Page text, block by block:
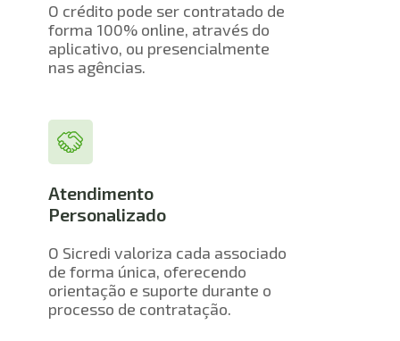
Atendimento
Personalizado
O Sicredi valoriza cada associado
de forma única, oferecendo
orientação e suporte durante o
processo de contratação.
O crédito pode ser contratado de
forma 100% online, através do
aplicativo, ou presencialmente
nas agências.